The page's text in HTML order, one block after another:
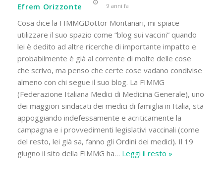
Efrem Orizzonte 9 anni fa
Cosa dice la FIMMGDottor Montanari, mi spiace
utilizzare il suo spazio come “blog sui vaccini” quando
lei è dedito ad altre ricerche di importante impatto e
probabilmente è già al corrente di molte delle cose
che scrivo, ma penso che certe cose vadano condivise
almeno con chi segue il suo blog. La FIMMG
(Federazione Italiana Medici di Medicina Generale), uno
dei maggiori sindacati dei medici di famiglia in Italia, sta
appoggiando indefessamente e acriticamente la
campagna e i provvedimenti legislativi vaccinali (come
del resto, lei già sa, fanno gli Ordini dei medici). Il 19
giugno il sito della FIMMG ha… Leggi il resto »